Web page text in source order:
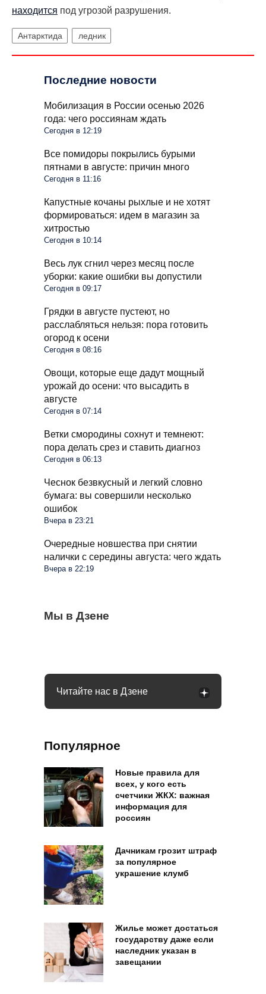
находится под угрозой разрушения.
Антарктида ледник
Последние новости
Мобилизация в России осенью 2026
года: чего россиянам ждать
Сегодня в 12:19
Все помидоры покрылись бурыми
пятнами в августе: причин много
Сегодня в 11:16
Капустные кочаны рыхлые и не хотят
формироваться: идем в магазин за
хитростью
Сегодня в 10:14
Весь лук сгнил через месяц после
уборки: какие ошибки вы допустили
Сегодня в 09:17
Грядки в августе пустеют, но
расслабляться нельзя: пора готовить
огород к осени
Сегодня в 08:16
Овощи, которые еще дадут мощный
урожай до осени: что высадить в
августе
Сегодня в 07:14
Ветки смородины сохнут и темнеют:
пора делать срез и ставить диагноз
Сегодня в 06:13
Чеснок безвкусный и легкий словно
бумага: вы совершили несколько
ошибок
Вчера в 23:21
Очередные новшества при снятии
налички с середины августа: чего ждать
Вчера в 22:19
Мы в Дзене
Мобилизация в России осенью 2026 года:
чего россиянам ждать
Все помидоры покрылись бурыми
Капустные кочаны рыхлые и не хотят
Читайте нас в Дзене
Популярное
Новые правила для
всех, у кого есть
счетчики ЖКХ: важная
информация для
россиян
Дачникам грозит штраф
за популярное
украшение клумб
Жилье может достаться
государству даже если
наследник указан в
завещании